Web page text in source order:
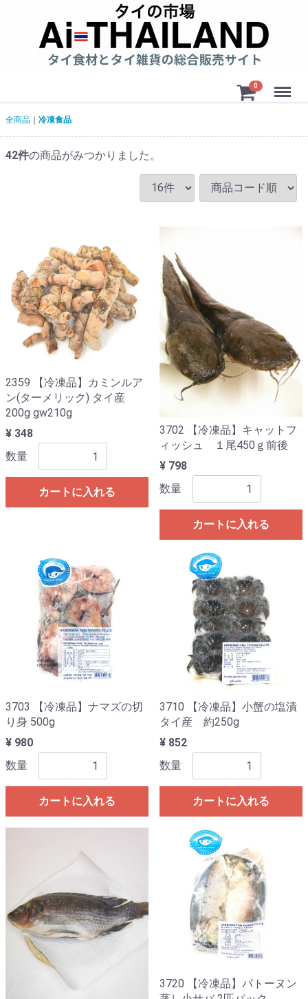
0 Menu
全商品 冷凍食品
42件の商品がみつかりました。
2359 【冷凍品】カミンルア
ン(ターメリック) タイ産
200g gw210g
¥ 348
数量
カートに入れる
3702 【冷凍品】キャットフ
ィッシュ １尾450ｇ前後
¥ 798
数量
カートに入れる
3703 【冷凍品】ナマズの切
り身 500g
¥ 980
数量
カートに入れる
3710 【冷凍品】小蟹の塩漬
タイ産 約250g
¥ 852
数量
カートに入れる
3720 【冷凍品】パトーヌン